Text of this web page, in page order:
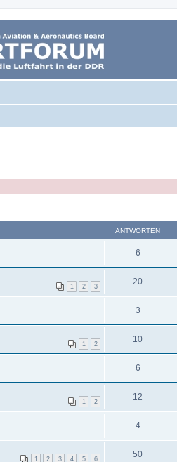
ANTWORTEN
6
1 2 3 20
3
1 2 10
6
1 2 12
4
1 2 3 4 5 6 50